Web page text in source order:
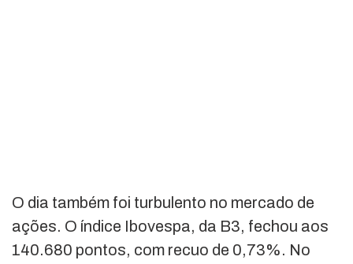
O dia também foi turbulento no mercado de
ações. O índice Ibovespa, da B3, fechou aos
140.680 pontos, com recuo de 0,73%. No